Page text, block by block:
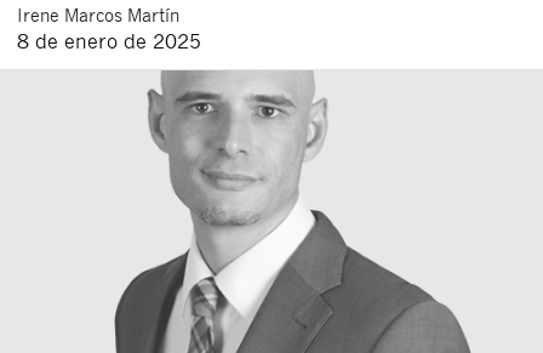
Irene Marcos Martín
8 de enero de 2025